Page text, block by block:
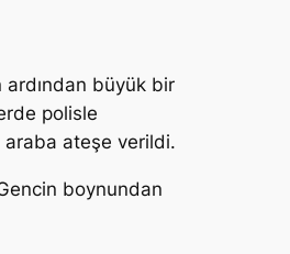
ardından büyük bir
polisle
araba ateşe verildi.
boynundan